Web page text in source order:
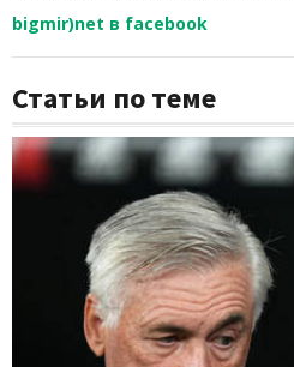
bigmir)net в facebook
Статьи по теме